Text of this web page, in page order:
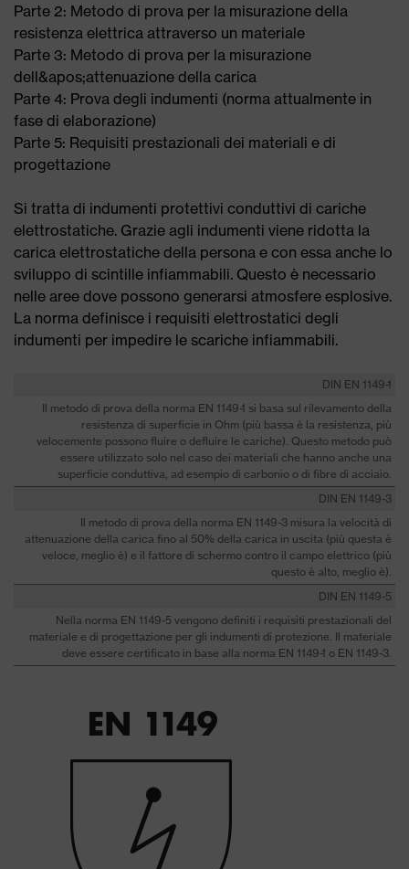
Parte 2: Metodo di prova per la misurazione della
resistenza elettrica attraverso un materiale
Parte 3: Metodo di prova per la misurazione
dell&apos;attenuazione della carica
Parte 4: Prova degli indumenti (norma attualmente in
fase di elaborazione)
Parte 5: Requisiti prestazionali dei materiali e di
progettazione
Si tratta di indumenti protettivi conduttivi di cariche
elettrostatiche. Grazie agli indumenti viene ridotta la
carica elettrostatiche della persona e con essa anche lo
sviluppo di scintille infiammabili. Questo è necessario
nelle aree dove possono generarsi atmosfere esplosive.
La norma definisce i requisiti elettrostatici degli
indumenti per impedire le scariche infiammabili.
DIN EN 1149-1
Il metodo di prova della norma EN 1149-1 si basa sul rilevamento della
resistenza di superficie in Ohm (più bassa è la resistenza, più
velocemente possono fluire o defluire le cariche). Questo metodo può
essere utilizzato solo nel caso dei materiali che hanno anche una
superficie conduttiva, ad esempio di carbonio o di fibre di acciaio.
DIN EN 1149-3
Il metodo di prova della norma EN 1149-3 misura la velocità di
attenuazione della carica fino al 50% della carica in uscita (più questa è
veloce, meglio è) e il fattore di schermo contro il campo elettrico (più
questo è alto, meglio è).
DIN EN 1149-5
Nella norma EN 1149-5 vengono definiti i requisiti prestazionali del
materiale e di progettazione per gli indumenti di protezione. Il materiale
deve essere certificato in base alla norma EN 1149-1 o EN 1149-3.